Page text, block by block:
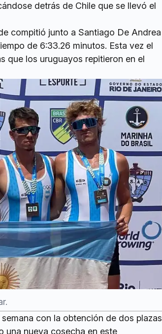
detrás de Chile que se llevó el
compitió junto a Santiago De Andrea
de 6:33.26 minutos. Esta vez el
que los uruguayos repitieron en el
con la obtención de dos plazas
una nueva cosecha en este